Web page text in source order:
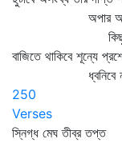
অপার
কিছুই জানি
বাজিতে থাকিবে শূন্যে
ধ্বনিবে না
250
Verses
স্নিগ্ধ মেঘ তীব্র তপ্ত